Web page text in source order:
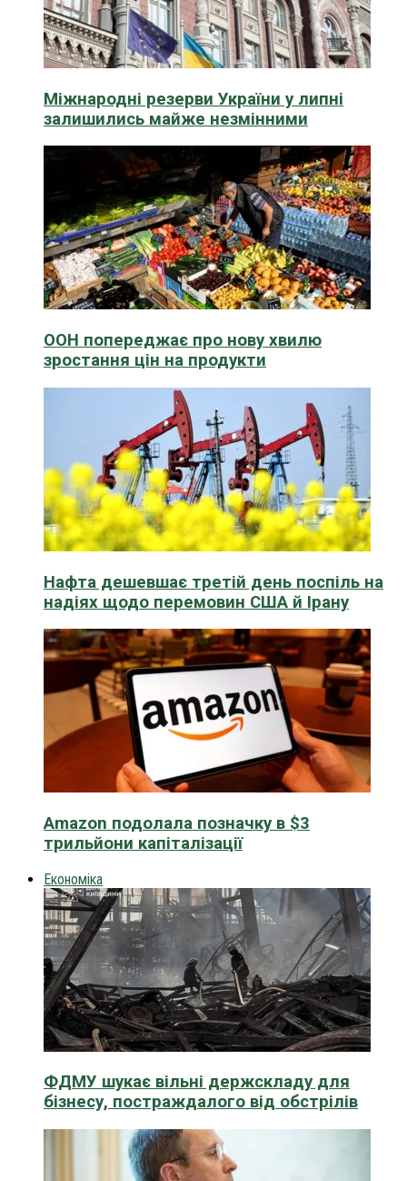
Міжнародні резерви України у липні
залишились майже незмінними
ООН попереджає про нову хвилю
зростання цін на продукти
Нафта дешевшає третій день поспіль на
надіях щодо перемовин США й Ірану
Amazon подолала позначку в $3
трильйони капіталізації
Економіка
ФДМУ шукає вільні держскладу для
бізнесу, постраждалого від обстрілів